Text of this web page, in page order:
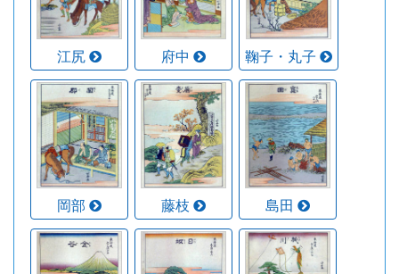
江尻 府中 鞠子・丸子
岡部 藤枝 島田